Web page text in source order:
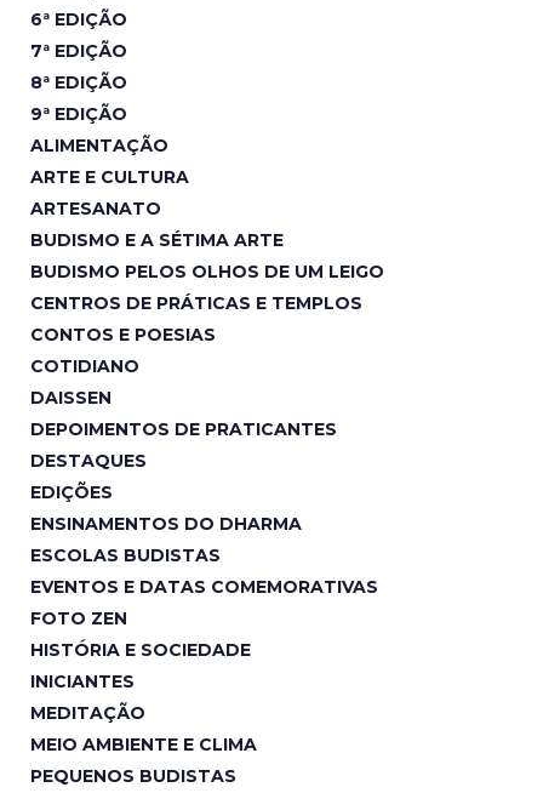
6ª EDIÇÃO
7ª EDIÇÃO
8ª EDIÇÃO
9ª EDIÇÃO
ALIMENTAÇÃO
ARTE E CULTURA
ARTESANATO
BUDISMO E A SÉTIMA ARTE
BUDISMO PELOS OLHOS DE UM LEIGO
CENTROS DE PRÁTICAS E TEMPLOS
CONTOS E POESIAS
COTIDIANO
DAISSEN
DEPOIMENTOS DE PRATICANTES
DESTAQUES
EDIÇÕES
ENSINAMENTOS DO DHARMA
ESCOLAS BUDISTAS
EVENTOS E DATAS COMEMORATIVAS
FOTO ZEN
HISTÓRIA E SOCIEDADE
INICIANTES
MEDITAÇÃO
MEIO AMBIENTE E CLIMA
PEQUENOS BUDISTAS